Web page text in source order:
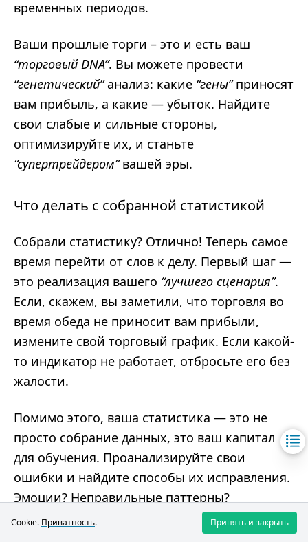
временных периодов.
Ваши прошлые торги – это и есть ваш
“торговый DNA”. Вы можете провести
“генетический”анализ: какие “гены”приносят
вам прибыль, а какие — убыток. Найдите
свои слабые и сильные стороны,
оптимизируйте их, и станьте
“супертрейдером”вашей эры.
Что делать с собранной статистикой
Собрали статистику? Отлично! Теперь самое
время перейти от слов к делу. Первый шаг —
это реализация вашего “лучшего сценария”.
Если, скажем, вы заметили, что торговля во
время обеда не приносит вам прибыли,
измените свой торговый график. Если какой-
то индикатор не работает, отбросьте его без
жалости.
Помимо этого, ваша статистика — это не
просто собрание данных, это ваш капитал
для обучения. Проанализируйте свои
ошибки и найдите способы их исправления.
Эмоции? Неправильные паттерны?
Чрезмерная торговля? Устраните их,
примените новые стратегии и смотрите, как
Cookie. Приватность. Принять и закрыть